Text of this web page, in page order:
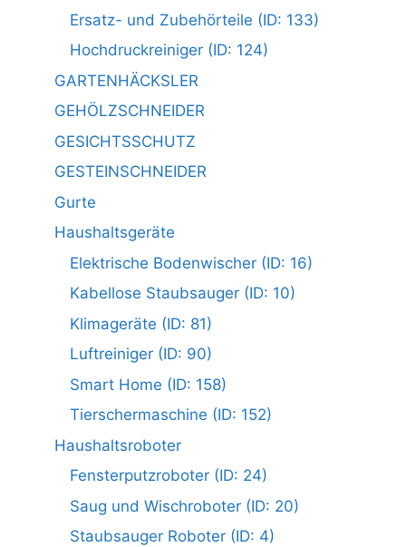
Ersatz- und Zubehörteile (ID: 133)
Hochdruckreiniger (ID: 124)
GARTENHÄCKSLER
GEHÖLZSCHNEIDER
GESICHTSSCHUTZ
GESTEINSCHNEIDER
Gurte
Haushaltsgeräte
Elektrische Bodenwischer (ID: 16)
Kabellose Staubsauger (ID: 10)
Klimageräte (ID: 81)
Luftreiniger (ID: 90)
Smart Home (ID: 158)
Tierschermaschine (ID: 152)
Haushaltsroboter
Fensterputzroboter (ID: 24)
Saug und Wischroboter (ID: 20)
Staubsauger Roboter (ID: 4)